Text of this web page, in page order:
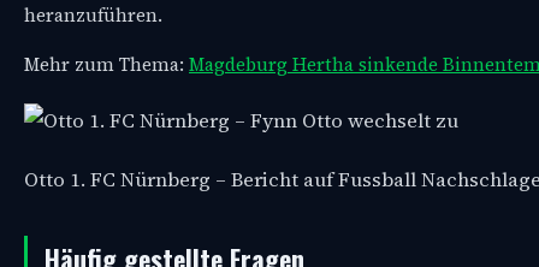
heranzuführen.
Mehr zum Thema: Magdeburg Hertha sinkende
Otto 1. FC Nürnberg – Bericht auf Fussball
Häufig gestellte Fragen